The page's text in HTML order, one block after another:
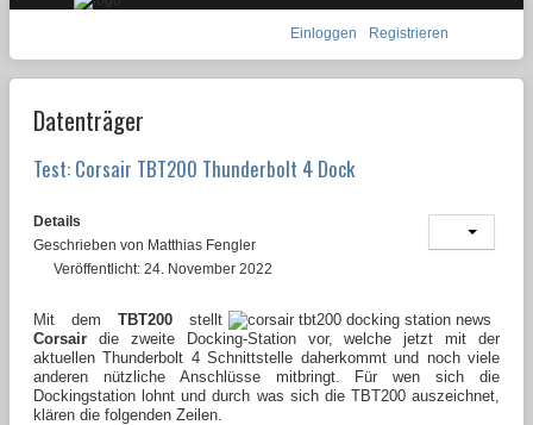
Einloggen Registrieren
Datenträger
Test: Corsair TBT200 Thunderbolt 4 Dock
Details
Geschrieben von Matthias Fengler
Veröffentlicht: 24. November 2022
Mit dem TBT200 stellt
Corsair die zweite Docking-Station vor, welche jetzt mit der
aktuellen Thunderbolt 4 Schnittstelle daherkommt und noch viele
anderen nützliche Anschlüsse mitbringt. Für wen sich die
Dockingstation lohnt und durch was sich die TBT200 auszeichnet,
klären die folgenden Zeilen.